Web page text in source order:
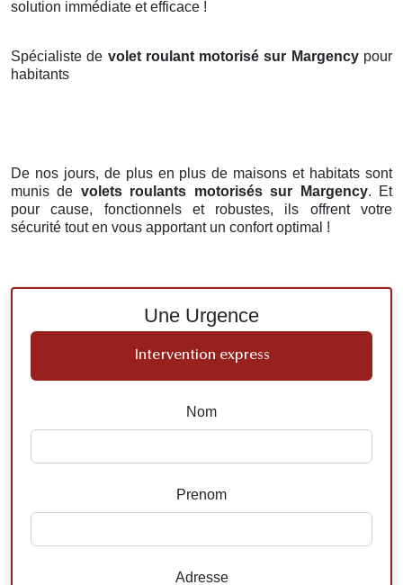
solution immédiate et efficace !
Spécialiste de volet roulant motorisé sur Margency pour
habitants
De nos jours, de plus en plus de maisons et habitats sont
munis de volets roulants motorisés sur Margency. Et
pour cause, fonctionnels et robustes, ils offrent votre
sécurité tout en vous apportant un confort optimal !
Une Urgence
Intervention express
Nom
Prenom
Adresse